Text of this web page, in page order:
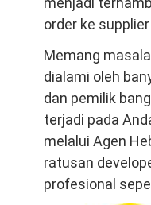
order ke
Memang
dialami oleh
dan pemilik
terjadi pada
melalui Agen
ratusan
profesional